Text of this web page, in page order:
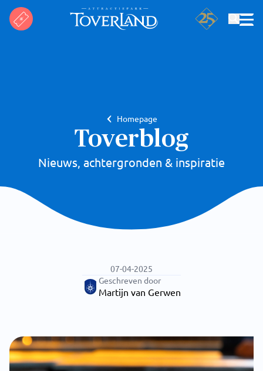
Homepage
Toverblog
Nieuws, achtergronden & inspiratie
07-04-2025
Geschreven door
Martijn van Gerwen